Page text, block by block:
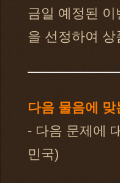
금일 예정된
을 선정하여
다음 물음에
- 다음 문제에
민국)